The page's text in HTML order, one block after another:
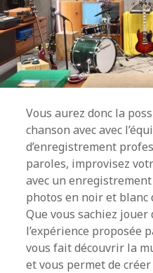
Vous aurez donc la
chanson avec avec
d’enregistrement
paroles, improvisez
avec un
photos en noir et blanc
Que vous sachiez
l’expérience proposée
vous fait découvrir la
et vous permet de